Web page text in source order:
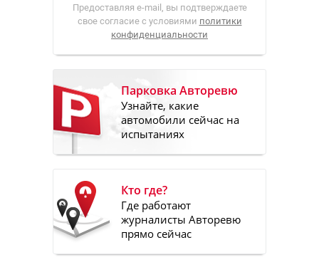
Предоставляя e-mail, вы подтверждаете
свое согласие с условиями политики
конфиденциальности
Парковка Авторевю
Узнайте, какие
автомобили сейчас на
испытаниях
Кто где?
Где работают
журналисты Авторевю
прямо сейчас